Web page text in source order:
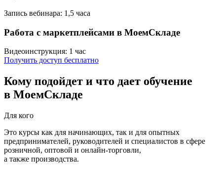
Запись вебинара: 1,5 часа
Работа с маркетплейсами в МоемСкладе
Видеоинструкция: 1 час
Получить доступ бесплатно
Кому подойдет и что дает обучение
в МоемСкладе
Для кого
Это курсы как для начинающих, так и для опытных
предпринимателей, руководителей и специалистов в сфере
розничной, оптовой и онлайн-торговли,
а также производства.